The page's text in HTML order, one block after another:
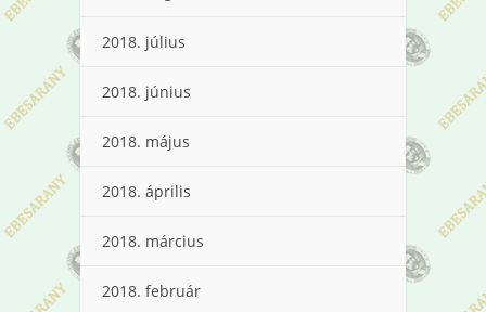
2018. július
2018. június
2018. május
2018. április
2018. március
2018. február